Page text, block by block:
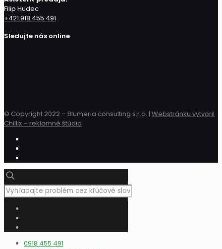
Filip Hudec
+421 918 455 491
Sledujte nás online
© Copyright 2022 – Blumeria consulting s.r.o. | Webstránku vytvoril
Chillix – reklamné štúdio
0918 455 491